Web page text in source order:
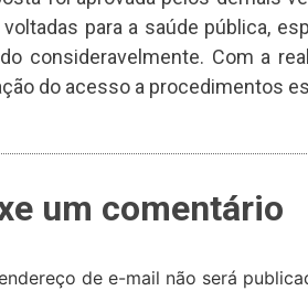
para a saúde pública,
consideravelmente. Com a
do acesso a procedimentos
um comentário
de e-mail não será